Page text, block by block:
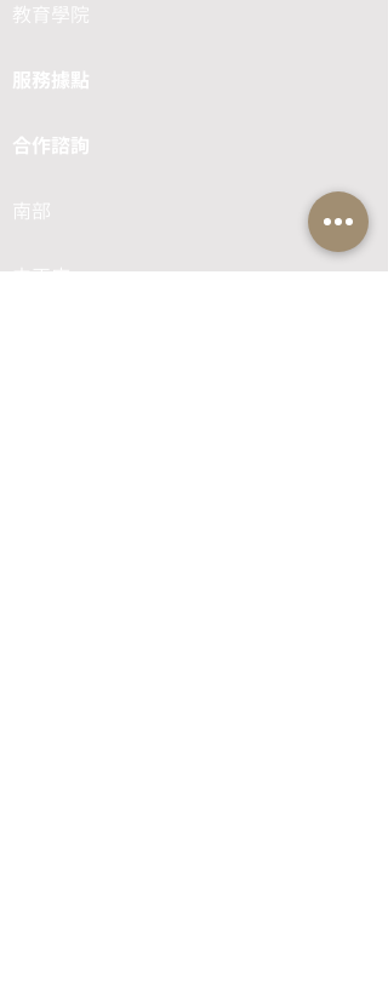
教育學院
服務據點
合作諮詢
南部
中正店